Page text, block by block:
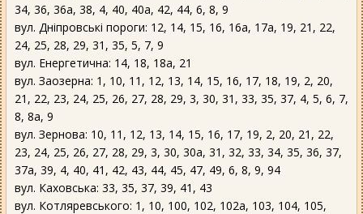
34, 36, 36а, 38, 4, 40, 40а, 42, 44, 6, 8, 9
вул. Дніпровські пороги: 12, 14, 15, 16, 16а, 17а, 19, 21, 22,
24, 25, 28, 29, 31, 35, 5, 7, 9
вул. Енергетична: 14, 18, 18а, 21
вул. Заозерна: 1, 10, 11, 12, 13, 14, 15, 16, 17, 18, 19, 2, 20,
21, 22, 23, 24, 25, 26, 27, 28, 29, 3, 30, 31, 33, 35, 37, 4, 5, 6, 7,
8, 8а, 9
вул. Зернова: 10, 11, 12, 13, 14, 15, 16, 17, 19, 2, 20, 21, 22,
23, 24, 25, 26, 27, 28, 29, 3, 30, 30а, 31, 32, 33, 34, 35, 36, 37,
37а, 39, 4, 40, 41, 42, 43, 44, 45, 47, 49, 6, 8, 9, 94
вул. Каховська: 33, 35, 37, 39, 41, 43
вул. Котляревського: 1, 10, 100, 102, 102а, 103, 104, 105,